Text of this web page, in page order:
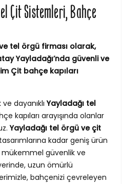
Çit Sistemleri, Bahçe
tel örgü firması olarak,
Yayladağı’nda güvenli ve
Çit bahçe kapıları
dayanıklıYayladağı tel
kapıları arayışında olanlar
Yayladağı tel örgü ve çit
kadar geniş ürün
güvenlik ve
uzun ömürlü
bahçenizi çevreleyen